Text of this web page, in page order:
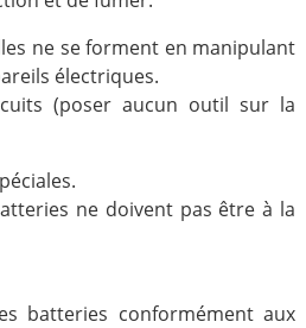
ne se forment en manipulant
électriques.
(poser aucun outil sur la
ne doivent pas être à la
batteries conformément aux